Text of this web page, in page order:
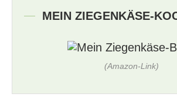
MEIN ZIEGENKÄSE-
(Amazon-Link)